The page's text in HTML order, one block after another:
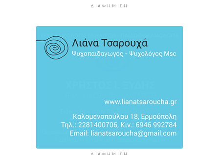
13 ώρες 22 λεπτά πρίν
Η πρόεδρος της νορβηγικής ομοσπονδίας καλεί
ΔΙΑΦΉΜΙΣΗ
ΔΙΑΦΉΜΙΣΗ